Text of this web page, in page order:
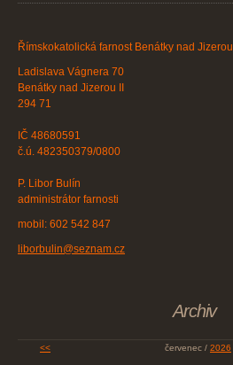
Římskokatolická farnost Benátky nad Jizerou
Ladislava Vágnera 70
Benátky nad Jizerou II
294 71
IČ 48680591
č.ú. 482350379/0800
P. Libor Bulín
administrátor farnosti
mobil: 602 542 847
liborbulin@seznam.cz
Archiv
<< červenec / 2026